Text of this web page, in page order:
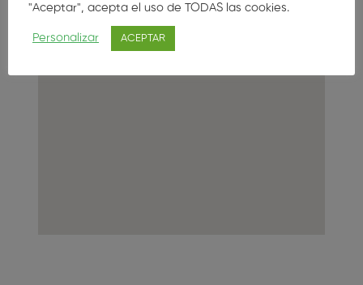
"Aceptar", acepta el uso de TODAS las cookies.
Personalizar ACEPTAR